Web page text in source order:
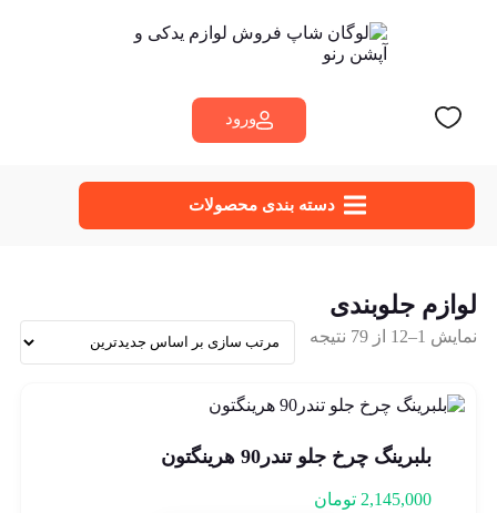
ورود
دسته‌ بندی محصولات
لوازم جلوبندی
نمایش 1–12 از 79 نتیجه
بلبرینگ چرخ جلو تندر90 هرینگتون
2,145,000 تومان